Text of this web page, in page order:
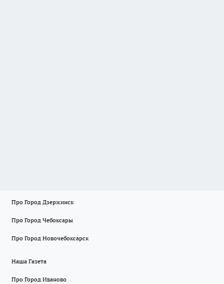
Про Город Дзержинск
Про Город Чебоксары
Про Город Новочебоксарск
Наша Газета
Про Город Иваново